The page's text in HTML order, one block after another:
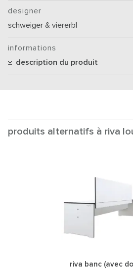
designer
schweiger & viererbl
informations
description du produit
produits alternatifs à riva
riva banc (avec